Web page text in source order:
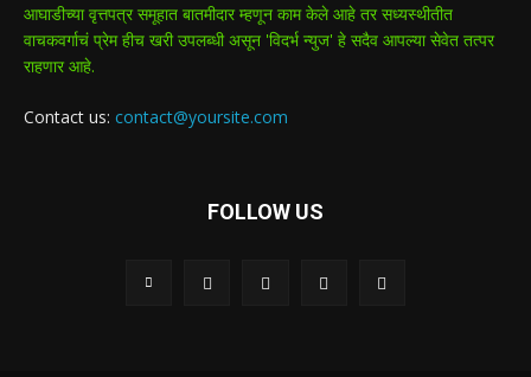
आघाडीच्या वृत्तपत्र समूहात बातमीदार म्हणून काम केले आहे तर सध्यस्थीतीत
वाचकवर्गाचं प्रेम हीच खरी उपलब्धी असून 'विदर्भ न्युज' हे सदैव आपल्या सेवेत तत्पर
राहणार आहे.
Contact us: contact@yoursite.com
FOLLOW US